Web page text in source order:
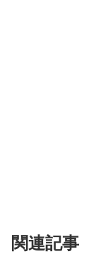
関連記事